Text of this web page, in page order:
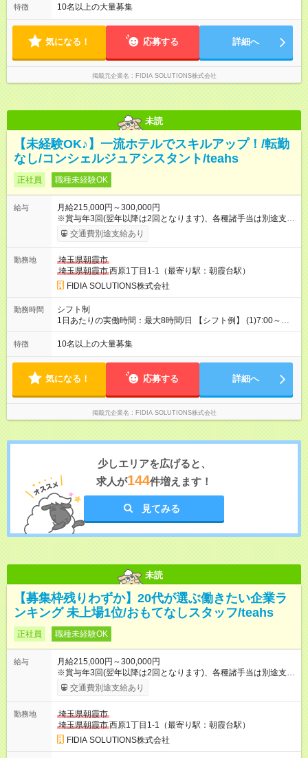
(5)22:00～7:00 (6)23:00～8:00
特徴 10名以上の大量募集
気になる！ 応募する 詳細へ
掲載元企業名 FIDIA SOLUTIONS株式会社
未読
【未経験OK♪】一流ホテルでスキルアップ！/転勤
なし/コンシェルジュアシスタント/teahs
正社員 職種未経験OK
給与
月給215,000円～300,000円
※賞与年3回(翌年以降は2回となります)、各種諸手当は別途支
給！ ※能力・スキルを考慮し、ご相談の上で決定します。 【試
用期間】試用期間なし
交通費別途支給あり
勤務地
埼玉県朝霞市
埼玉県朝霞市西原1丁目1-1（最寄り駅：朝霞台駅）
FIDIA SOLUTIONS株式会社
勤務時間
シフト制
1日あたりの実働時間：最大8時間/日 【シフト例】 (1)7:00～
16:00 (2)8:00～17:00 (3)13:00～22:00 (4)14:00～23:00
(5)22:00～7:00 (6)23:00～8:00
特徴 10名以上の大量募集
気になる！ 応募する 詳細へ
掲載元企業名 FIDIA SOLUTIONS株式会社
少しエリアを広げると、
求人が144件増えます！
見てみる
未読
【募集枠残りわずか】20代が選ぶ働きたい企業ラ
ンキング 未上場1位/おもてなしスタッフ/teahs
正社員 職種未経験OK
給与
月給215,000円～300,000円
※賞与年3回(翌年以降は2回となります)、各種諸手当は別途支
給！ ※能力・スキルを考慮し、ご相談の上で決定します。 【試
用期間】試用期間なし
交通費別途支給あり
勤務地
埼玉県朝霞市
埼玉県朝霞市西原1丁目1-1（最寄り駅：朝霞台駅）
FIDIA SOLUTIONS株式会社